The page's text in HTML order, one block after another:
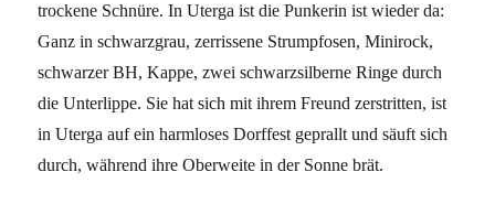
trockene Schnüre. In Uterga ist die Punkerin ist wieder da:
Ganz in schwarzgrau, zerrissene Strumpfosen, Minirock,
schwarzer BH, Kappe, zwei schwarzsilberne Ringe durch
die Unterlippe. Sie hat sich mit ihrem Freund zerstritten, ist
in Uterga auf ein harmloses Dorffest geprallt und säuft sich
durch, während ihre Oberweite in der Sonne brät.